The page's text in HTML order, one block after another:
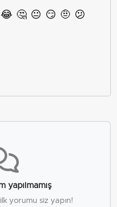
😂 🤔 😐 😏 🤨 😕
yapılmamış
yorumu siz yapın!